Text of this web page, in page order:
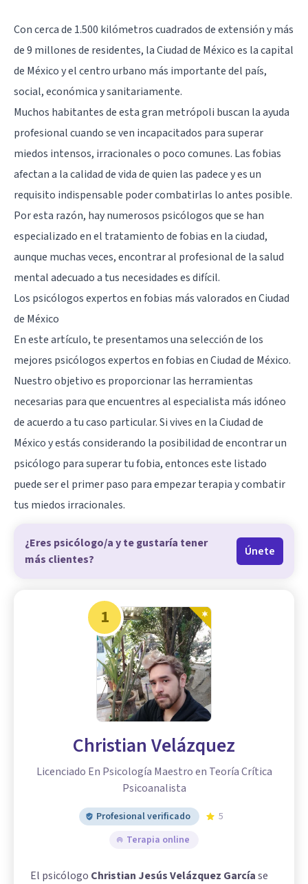
Con cerca de 1.500 kilómetros cuadrados de extensión y más
de 9 millones de residentes, laCiudad de Méxicoes la capital
de México y el centro urbano más importante del país,
social, económica y sanitariamente.
Muchos habitantes de esta gran metrópoli buscan la ayuda
profesional cuando se ven incapacitados para superar
miedos intensos, irracionales o poco comunes. Las fobias
afectan a la calidad de vida de quien las padece y es un
requisito indispensable poder combatirlas lo antes posible.
Por esta razón, hay numerosos psicólogos que se han
especializado en el tratamiento de fobias en la ciudad,
aunque muchas veces, encontrar al profesional de la salud
mental adecuado a tus necesidades es difícil.
Los psicólogos expertos en fobias más valorados en Ciudad
de México
En este artículo, te presentamos una selección de los
mejores psicólogos expertos en fobias en Ciudad de México.
Nuestro objetivo es proporcionar las herramientas
necesarias para que encuentres al especialista más idóneo
de acuerdo a tu caso particular. Si vives en la Ciudad de
México y estás considerando la posibilidad de encontrar un
psicólogo para superar tu fobia, entonces este listado
puede ser el primer paso para empezar terapia y combatir
tus miedos irracionales.
¿Eres psicólogo/a y te gustaría tener
más clientes?
Únete
1
Christian Velázquez
Licenciado En Psicología Maestro en Teoría Crítica
Psicoanalista
Profesional verificado
5
Terapia online
El psicólogo Christian Jesús Velázquez Garcíase